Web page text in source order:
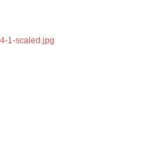
1-scaled.jpg